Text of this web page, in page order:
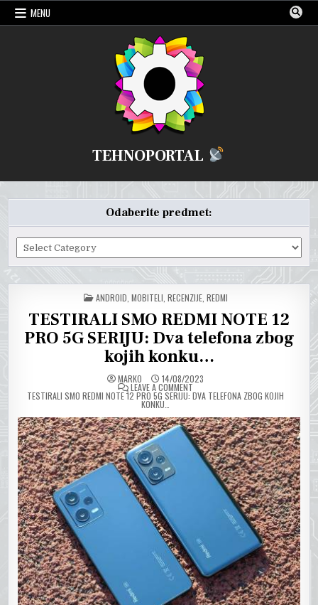
Skip
MENU
TEHNOPORTAL
Odaberite predmet:
Odaberite
predmet:
POSTED
IN
ANDROID MOBITELI RECENZIJE, REDMI
TESTIRALI SMO REDMI NOTE 12
PRO 5G SERIJU: Dva telefona zbog
kojih konku…
MARKO 14/08/2023
LEAVE A COMMENTON
TESTIRALI SMO REDMI NOTE 12 PRO 5G SERIJU: DVA TELEFONA ZBOG KOJIH
KONKU…